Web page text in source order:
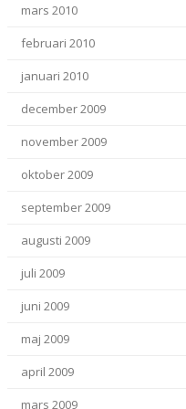
mars 2010
februari 2010
januari 2010
december 2009
november 2009
oktober 2009
september 2009
augusti 2009
juli 2009
juni 2009
maj 2009
april 2009
mars 2009